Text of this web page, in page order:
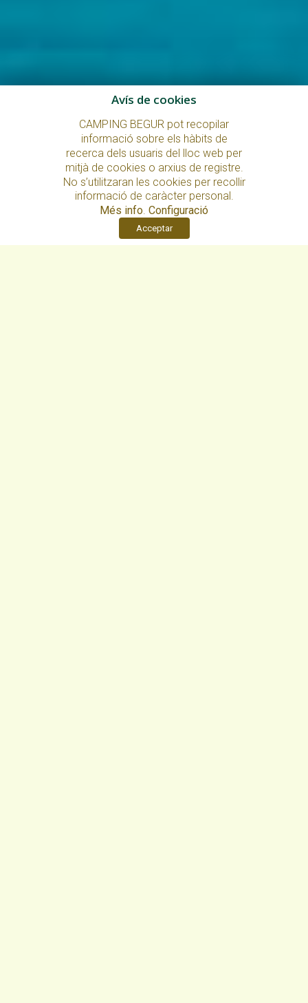
Avís de cookies
CAMPING BEGUR pot recopilar
informació sobre els hàbits de
recerca dels usuaris del lloc web per
mitjà de cookies o arxius de registre.
No s’utilitzaran les cookies per recollir
informació de caràcter personal.
Més info. Configuració
Acceptar